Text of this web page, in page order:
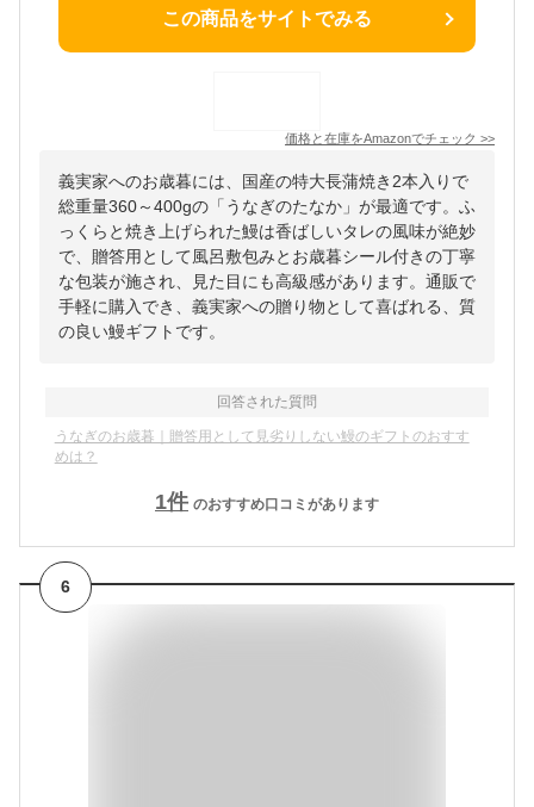
この商品をサイトでみる
価格と在庫をAmazonでチェック >>
義実家へのお歳暮には、国産の特大長蒲焼き2本入りで
総重量360～400gの「うなぎのたなか」が最適です。ふ
っくらと焼き上げられた鰻は香ばしいタレの風味が絶妙
で、贈答用として風呂敷包みとお歳暮シール付きの丁寧
な包装が施され、見た目にも高級感があります。通販で
手軽に購入でき、義実家への贈り物として喜ばれる、質
の良い鰻ギフトです。
回答された質問
うなぎのお歳暮｜贈答用として見劣りしない鰻のギフトのおすす
めは？
1件 のおすすめ口コミがあります
6